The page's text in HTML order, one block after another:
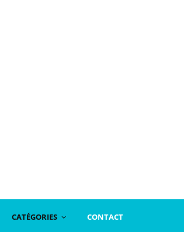
CATÉGORIES CONTACT